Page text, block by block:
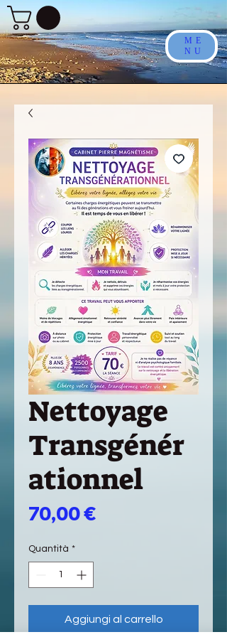
ME
NU
Nettoyage
Transgénér
ationnel
70,00 €Prezzo
Quantità *
Aggiungi al carrello